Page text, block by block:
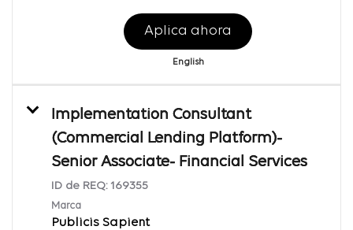
Aplica ahora
English
Implementation Consultant
(Commercial Lending Platform)-
Senior Associate- Financial Services
ID de REQ: 169355
Marca
Publicis Sapient